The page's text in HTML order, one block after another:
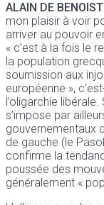
ALAIN DE
mon plaisir à voir
arriver au pouvoir
« c’est à la fois le
la population
soumission aux
européenne »,
l’oligarchie
s’impose par
gouvernementaux
de gauche (le
confirme la
poussée des
généralement «